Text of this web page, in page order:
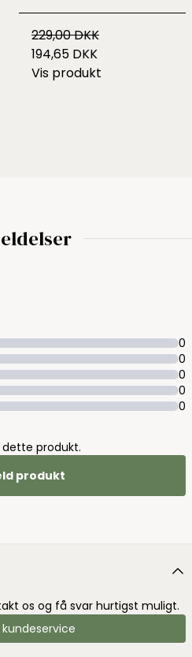
229,00 DKK
194,65 DKK
Vis produkt
0
0
0
0
0
produkt.
produkt
os og få svar hurtigst muligt.